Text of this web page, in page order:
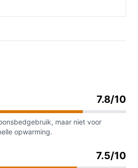
7.8/10
maar niet voor
opwarming.
7.5/10